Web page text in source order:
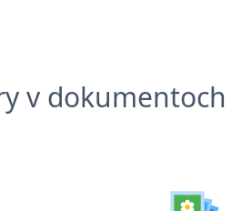
v dokumentoch